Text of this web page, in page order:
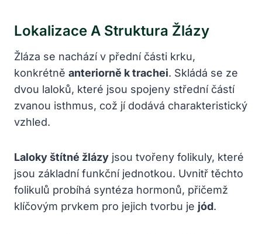
Lokalizace A Struktura Žlázy
Žláza se nachází v přední části krku,
konkrétně anteriorně k trachei. Skládá se ze
dvou laloků, které jsou spojeny střední částí
zvanou isthmus, což jí dodává charakteristický
vzhled.
Laloky štítné žlázy jsou tvořeny folikuly, které
jsou základní funkční jednotkou. Uvnitř těchto
folikulů probíhá syntéza hormonů, přičemž
klíčovým prvkem pro jejich tvorbu je jód.